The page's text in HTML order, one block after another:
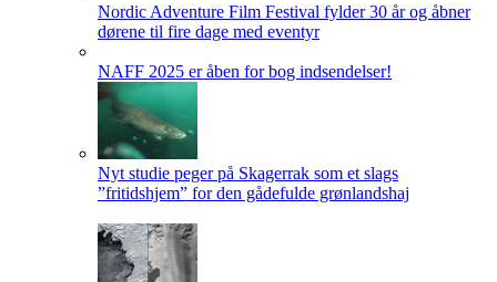
Nordic Adventure Film Festival fylder 30 år og åbner
dørene til fire dage med eventyr
NAFF 2025 er åben for bog indsendelser!
Nyt studie peger på Skagerrak som et slags
”fritidshjem” for den gådefulde grønlandshaj